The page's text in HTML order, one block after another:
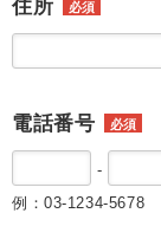
住所 必須
電話番号 必須
-
例：03-1234-5678